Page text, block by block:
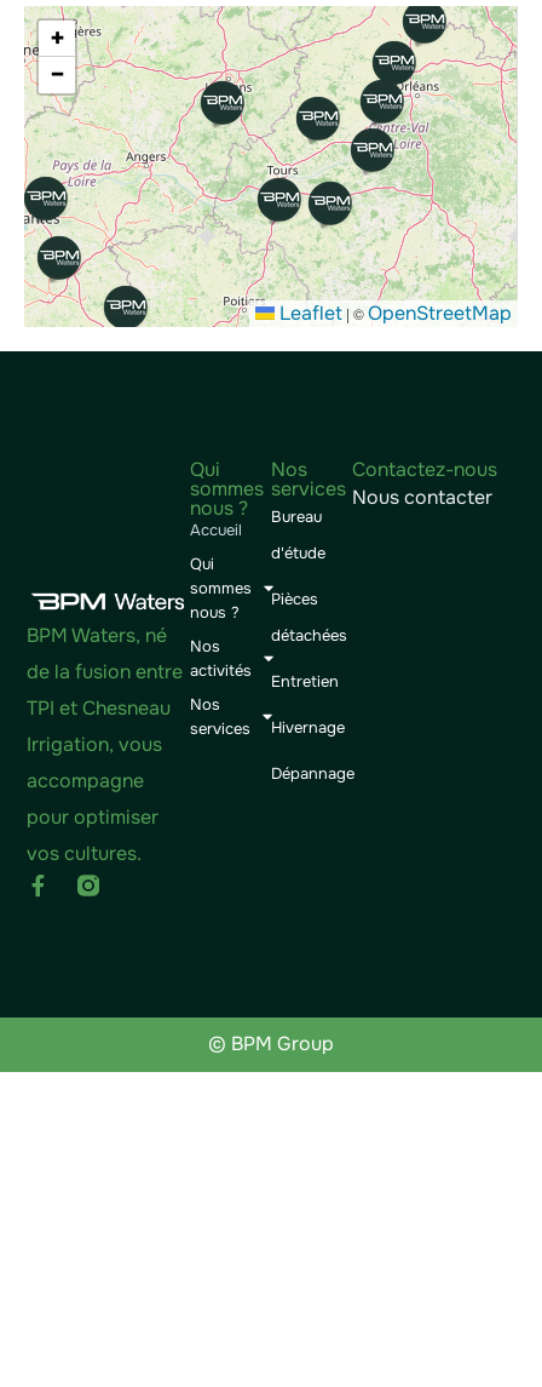
+
−
Leaflet | ©OpenStreetMap
BPM Waters, né
de la fusion entre
TPI et Chesneau
Irrigation, vous
accompagne
pour optimiser
vos cultures.
Nos
services
Bureau
d'étude
Pièces
détachées
Entretien
Hivernage
Dépannage
Qui
sommes
nous ?
Accueil
Qui
sommes
nous ?
Nos
activités
Nos
services
Contactez-nous
Nous contacter
© BPM Group